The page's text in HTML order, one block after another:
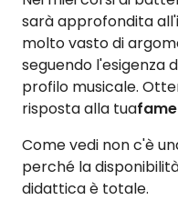
sarà approfondita
molto vasto di
seguendo l'esigenza
profilo musicale.
risposta alla tua
Come vedi non c'è
perché la
didattica è totale.